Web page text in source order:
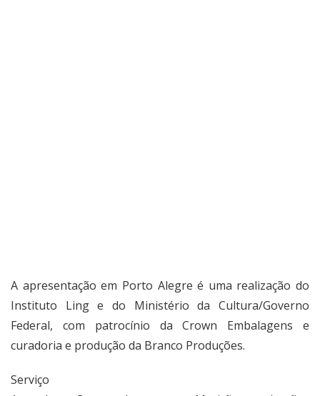
A apresentação em Porto Alegre é uma realização do
Instituto Ling e do Ministério da Cultura/Governo
Federal, com patrocínio da Crown Embalagens e
curadoria e produção da Branco Produções.
Serviço